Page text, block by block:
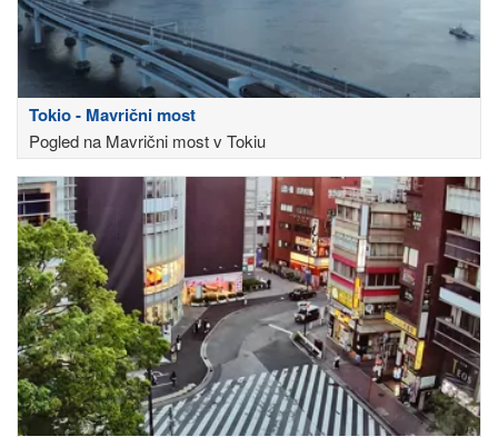
Tokio - Mavrični most
Pogled na Mavrični most v Tokiu